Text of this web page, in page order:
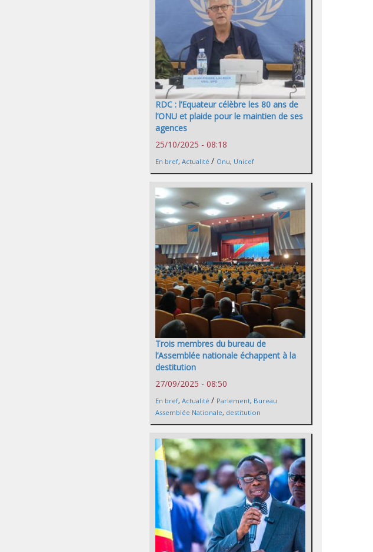
RDC : l’Equateur célèbre les 80 ans de
l’ONU et plaide pour le maintien de ses
agences
25/10/2025 - 08:18
En bref, Actualité / Onu, Unicef
Trois membres du bureau de
l’Assemblée nationale échappent à la
destitution
27/09/2025 - 08:50
En bref, Actualité / Parlement, Bureau
Assemblée Nationale, destitution